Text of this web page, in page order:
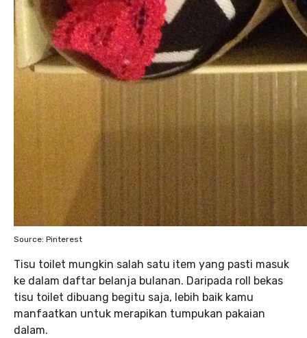
Source: Pinterest
Tisu toilet mungkin salah satu item yang pasti masuk
ke dalam daftar belanja bulanan. Daripada roll bekas
tisu toilet dibuang begitu saja, lebih baik kamu
manfaatkan untuk merapikan tumpukan pakaian
dalam.